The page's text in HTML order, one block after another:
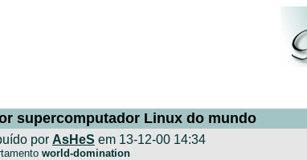
supercomputador Linux do mundo
por AsHeS em 13-12-00 14:34
world-domination